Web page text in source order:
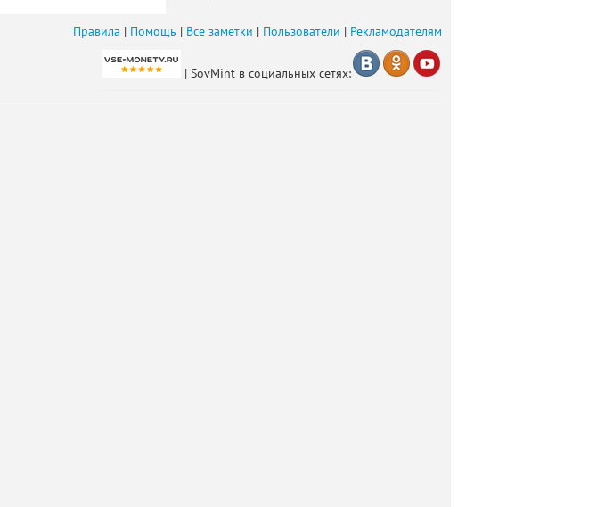
Правила | Помощь | Все заметки | Пользователи | Рекламодателям
| SovMint в социальных сетях: